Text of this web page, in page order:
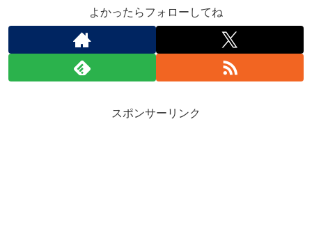
よかったらフォローしてね
スポンサーリンク